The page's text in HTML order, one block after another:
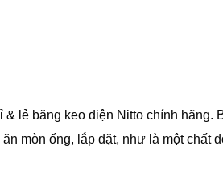
& lẻ băng keo điện Nitto chính hãng.
mòn ống, lắp đặt, như là một chất